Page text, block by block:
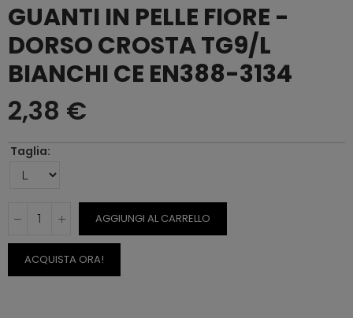
GUANTI IN PELLE FIORE -
DORSO CROSTA TG9/L
BIANCHI CE EN388-3134
2,38 €
Taglia
AGGIUNGI AL CARRELLO
ACQUISTA ORA!